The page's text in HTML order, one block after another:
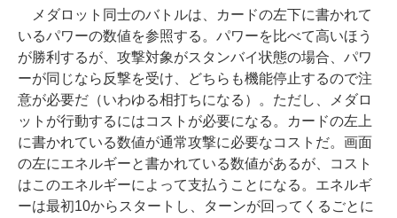
メダロット同士のバトルは、カードの左下に書かれて
いるパワーの数値を参照する。パワーを比べて高いほう
が勝利するが、攻撃対象がスタンバイ状態の場合、パワ
ーが同じなら反撃を受け、どちらも機能停止するので注
意が必要だ（いわゆる相打ちになる）。ただし、メダロ
ットが行動するにはコストが必要になる。カードの左上
に書かれている数値が通常攻撃に必要なコストだ。画面
の左にエネルギーと書かれている数値があるが、コスト
はこのエネルギーによって支払うことになる。エネルギ
ーは最初10からスタートし、ターンが回ってくるごとに